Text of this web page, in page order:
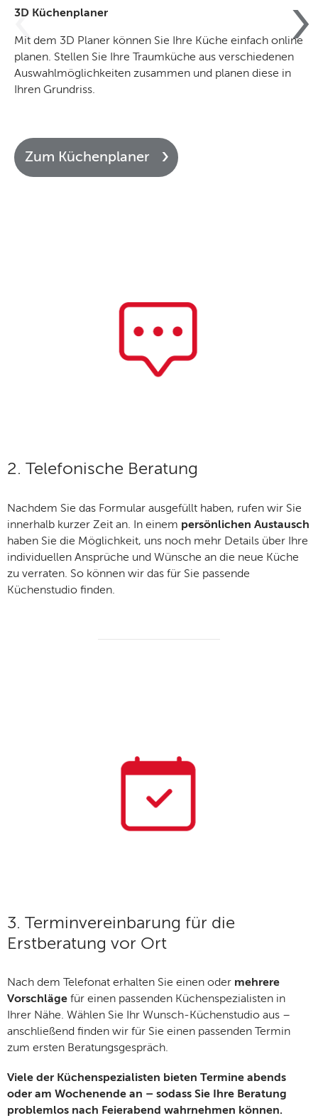
3D Küchenplaner
Mit dem 3D Planer können Sie Ihre Küche einfach online
planen. Stellen Sie Ihre Traumküche aus verschiedenen
Auswahlmöglichkeiten zusammen und planen diese in
Ihren Grundriss.
Zum Küchenplaner
2. Telefonische Beratung
Nachdem Sie das Formular ausgefüllt haben, rufen wir Sie
innerhalb kurzer Zeit an. In einem persönlichen Austausch
haben Sie die Möglichkeit, uns noch mehr Details über Ihre
individuellen Ansprüche und Wünsche an die neue Küche
zu verraten. So können wir das für Sie passende
Küchenstudio finden.
3. Terminvereinbarung für die
Erstberatung vor Ort
Nach dem Telefonat erhalten Sie einen oder mehrere
Vorschläge für einen passenden Küchenspezialisten in
Ihrer Nähe. Wählen Sie Ihr Wunsch-Küchenstudio aus –
anschließend finden wir für Sie einen passenden Termin
zum ersten Beratungsgespräch.
Viele der Küchenspezialisten bieten Termine abends
oder am Wochenende an – sodass Sie Ihre Beratung
problemlos nach Feierabend wahrnehmen können.